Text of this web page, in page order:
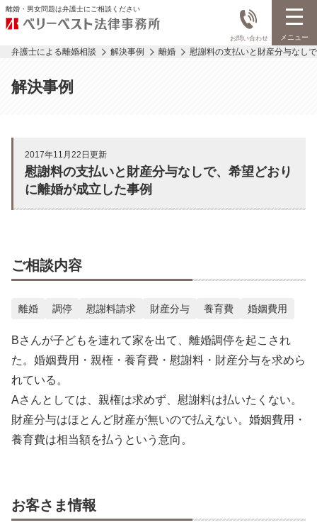
離婚・男女問題は弁護士にご相談ください
お問い合わせ メニュー
弁護士による離婚相談 解決事例 離婚 慰謝料の支払いと財産分与なし
解決事例
2017年11月22日更新
慰謝料の支払いと財産分与なしで、希望どおり
に離婚が成立した事例
ご相談内容
離婚 調停 慰謝料請求 財産分与 養育費 婚姻費用
Bさんが子どもを連れて家を出て、離婚調停を起こされ
た。婚姻費用・親権・養育費・慰謝料・財産分与を求めら
れている。
Aさんとしては、親権は求めず、慰謝料は払いたくない。
財産分与はほとんど財産が無いので払えない。婚姻費用・
養育費は相当額を払うという意向。
お客さま情報